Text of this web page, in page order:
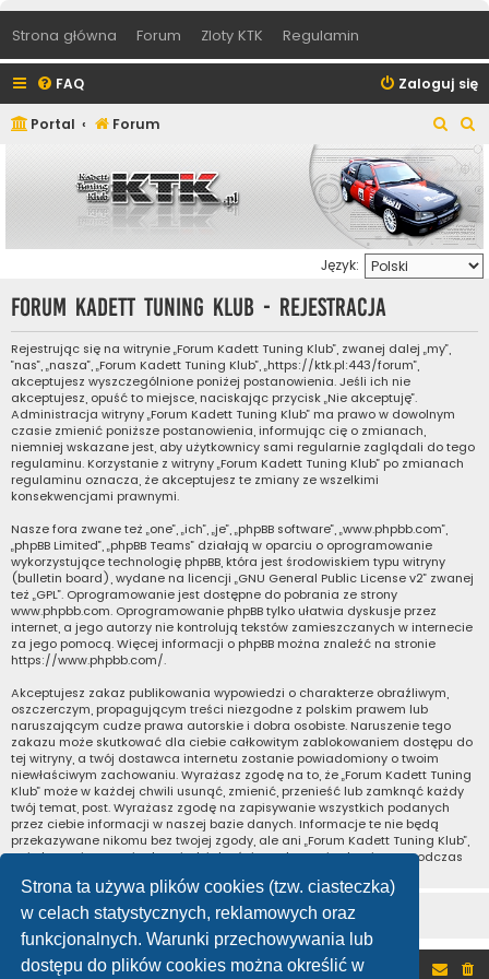
Strona ta używa plików cookies (tzw. ciasteczka)
w celach statystycznych, reklamowych oraz
funkcjonalnych. Warunki przechowywania lub
dostępu do plików cookies można określić w
Strona główna Forum Zloty KTK Regulamin
FAQ Zaloguj się
Portal Forum
z
u
k
j
z
u
k
a
Język:
Forum Kadett Tuning Klub - Rejestracja
Rejestrując się na witrynie „Forum Kadett Tuning Klub”, zwanej dalej „my”,
”nas”, „nasza”, „Forum Kadett Tuning Klub”, „https://ktk.pl:443/forum”,
akceptujesz wyszczególnione poniżej postanowienia. Jeśli ich nie
akceptujesz, opuść to miejsce, naciskając przycisk „Nie akceptuję”.
Administracja witryny „Forum Kadett Tuning Klub” ma prawo w dowolnym
czasie zmienić poniższe postanowienia, informując cię o zmianach,
niemniej wskazane jest, aby użytkownicy sami regularnie zaglądali do tego
regulaminu. Korzystanie z witryny „Forum Kadett Tuning Klub” po zmianach
regulaminu oznacza, że akceptujesz te zmiany ze wszelkimi
konsekwencjami prawnymi.
Nasze fora zwane też „one”, „ich”, „je”, „phpBB software”, „www.phpbb.com”,
„phpBB Limited”, „phpBB Teams” działają w oparciu o oprogramowanie
wykorzystujące technologię phpBB, która jest środowiskiem typu witryny
(bulletin board), wydane na licencji „GNU General Public License v2” zwanej
też „GPL”. Oprogramowanie jest dostępne do pobrania ze strony
www.phpbb.com. Oprogramowanie phpBB tylko ułatwia dyskusje przez
internet, a jego autorzy nie kontrolują tekstów zamieszczanych w internecie
za jego pomocą. Więcej informacji o phpBB można znaleźć na stronie
https://www.phpbb.com/.
Akceptujesz zakaz publikowania wypowiedzi o charakterze obraźliwym,
oszczerczym, propagującym treści niezgodne z polskim prawem lub
naruszającym cudze prawa autorskie i dobra osobiste. Naruszenie tego
zakazu może skutkować dla ciebie całkowitym zablokowaniem dostępu do
tej witryny, a twój dostawca internetu zostanie powiadomiony o twoim
niewłaściwym zachowaniu. Wyrażasz zgodę na to, że „Forum Kadett Tuning
Klub” może w każdej chwili usunąć, zmienić, przenieść lub zamknąć każdy
twój temat, post. Wyrażasz zgodę na zapisywanie wszystkich podanych
przez ciebie informacji w naszej bazie danych. Informacje te nie będą
przekazywane nikomu bez twojej zgody, ale ani „Forum Kadett Tuning Klub”,
ani phpBB nie ponosi odpowiedzialności za włamania do witryny, podczas
Portal Forum